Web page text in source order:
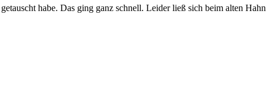
habe. Das ging ganz schnell. Leider ließ sich beim alten